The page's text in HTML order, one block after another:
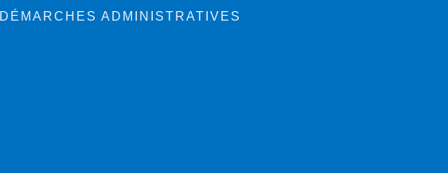
DÉMARCHES ADMINISTRATIVES